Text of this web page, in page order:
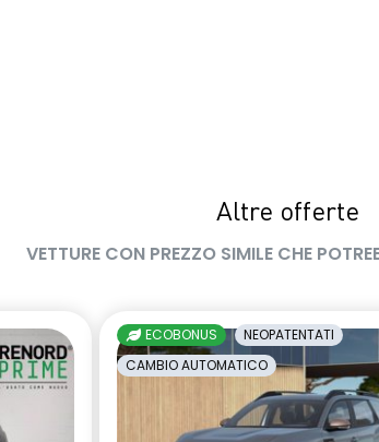
Altre offerte
VETTURE CON PREZZO SIMILE CHE
ECOBONUS
NEOPATENTATI
CAMBIO AUTOMATICO